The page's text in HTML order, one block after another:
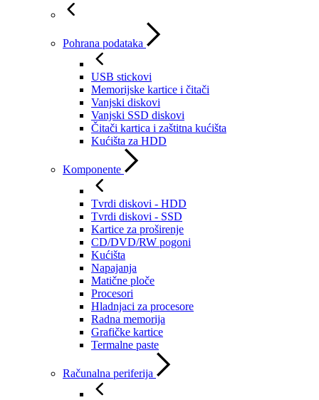
Pohrana podataka
USB stickovi
Memorijske kartice i čitači
Vanjski diskovi
Vanjski SSD diskovi
Čitači kartica i zaštitna kućišta
Kućišta za HDD
Komponente
Tvrdi diskovi - HDD
Tvrdi diskovi - SSD
Kartice za proširenje
CD/DVD/RW pogoni
Kućišta
Napajanja
Matične ploče
Procesori
Hladnjaci za procesore
Radna memorija
Grafičke kartice
Termalne paste
Računalna periferija